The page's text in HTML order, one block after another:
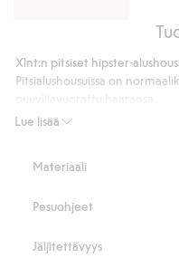
Lue lisää
Xlnt:n pitsiset hipster-
Pitsialushousuissa on
Normaalikorkea vyötärö
Sisältää 84 %
Kierrätettyä polyamidia sisältävä
Materiaali
Pesuohjeet
Jäljitettävyys